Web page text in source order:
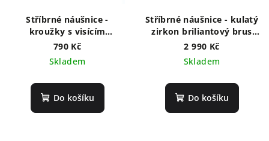
Stříbrné náušnice -
kroužky s visícím
modrým zirkonem
NF4011
790 Kč
Skladem
Do košíku
Stříbrné náušnice - kulatý
zirkon briliantový brus
NM4035
2 990 Kč
Skladem
Do košíku